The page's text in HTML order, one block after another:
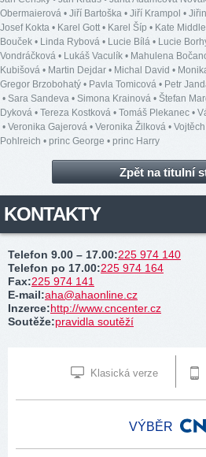
Obermaierová • Jiří Bartoška • Jiří Krampol •
Josef Kokta • Karel Gott • Karel Šíp • Kate
Bouček • Linda Rybová • Lucie Bílá • Lucie
Vondráčková • Lukáš Vaculík • Mahulena
Kubišová • Martin Dejdar • Michal David •
Gregor Brzobohatý • Pavla Tomicová • Petr
• Sara Sandeva • Simona Krainová • Štefan
Dyková • Tereza Kostková • Tomáš Plekanec •
• Veronika Gajerová • Veronika Žilková •
Pohlreich • princ George • princ Harry
Zpět na titulní
KONTAKTY
Telefon 9.00 – 17.00:225 974 140
Telefon po 17.00:225 974 164
Fax:225 974 141
E-mail:aha@ahaonline.cz
Inzerce:http://www.cncenter.cz
Soutěže:pravidla soutěží
Klasická verze
VÝBĚR